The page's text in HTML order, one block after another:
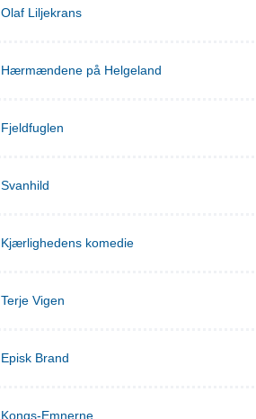
Olaf Liljekrans
Hærmændene på Helgeland
Fjeldfuglen
Svanhild
Kjærlighedens komedie
Terje Vigen
Episk Brand
Kongs-Emnerne